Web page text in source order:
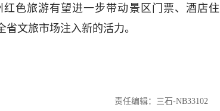
色旅游有望进一步带动景区门票、酒店住
文旅市场注入新的活力。
责任编辑：三石-NB33102